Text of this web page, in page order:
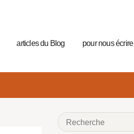
articles du Blog pour nous écrire